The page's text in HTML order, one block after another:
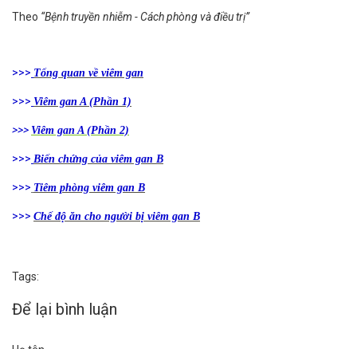
Theo “Bệnh truyền nhiễm - Cách phòng và điều trị”
>>> Tổng quan về viêm gan
>>> Viêm gan A (Phần 1)
>>> Viêm gan A (Phần 2)
>>> Biến chứng của viêm gan B
>>> Tiêm phòng viêm gan B
>>> Chế độ ăn cho người bị viêm gan B
Tags:
Để lại bình luận